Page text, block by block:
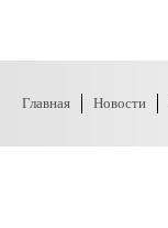
Главная Новости